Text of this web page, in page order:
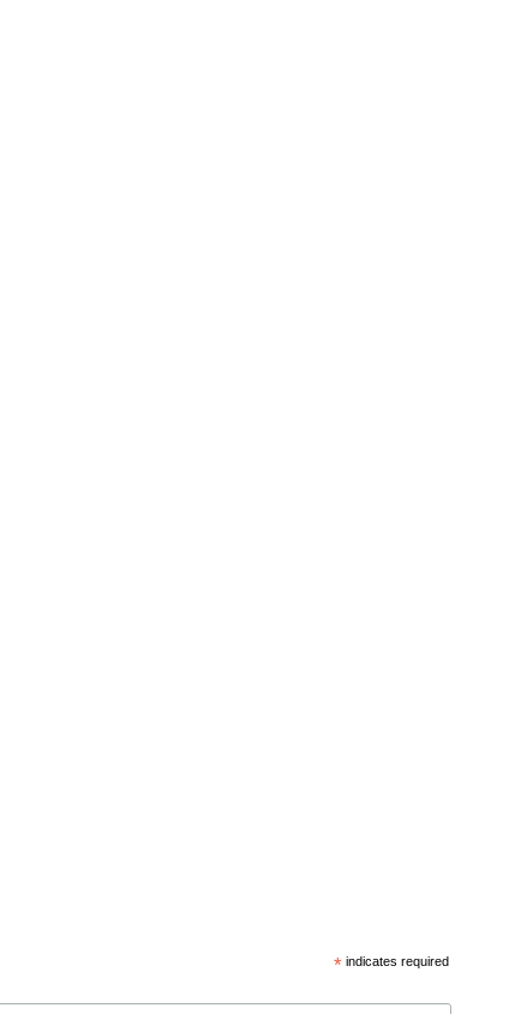
* indicates required